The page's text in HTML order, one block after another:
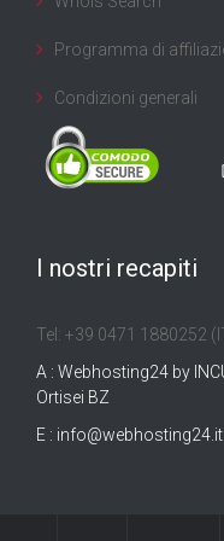
Programma di
Condizioni generali
I nostri recapiti
Tel: +39 0471 1880252
A : Webhosting24 by
Ortisei BZ
E : info@webhosting24.it